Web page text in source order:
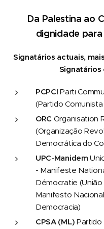
Da Palestina ao
dignidade
Signatários actuais,
PCPCI Parti
(Partido
ORC Organisation
(Organização
Democrática do
UPC-Manidem
- Manifeste
Démocratie
Manifesto
Democracia)
CPSA (ML) Partido